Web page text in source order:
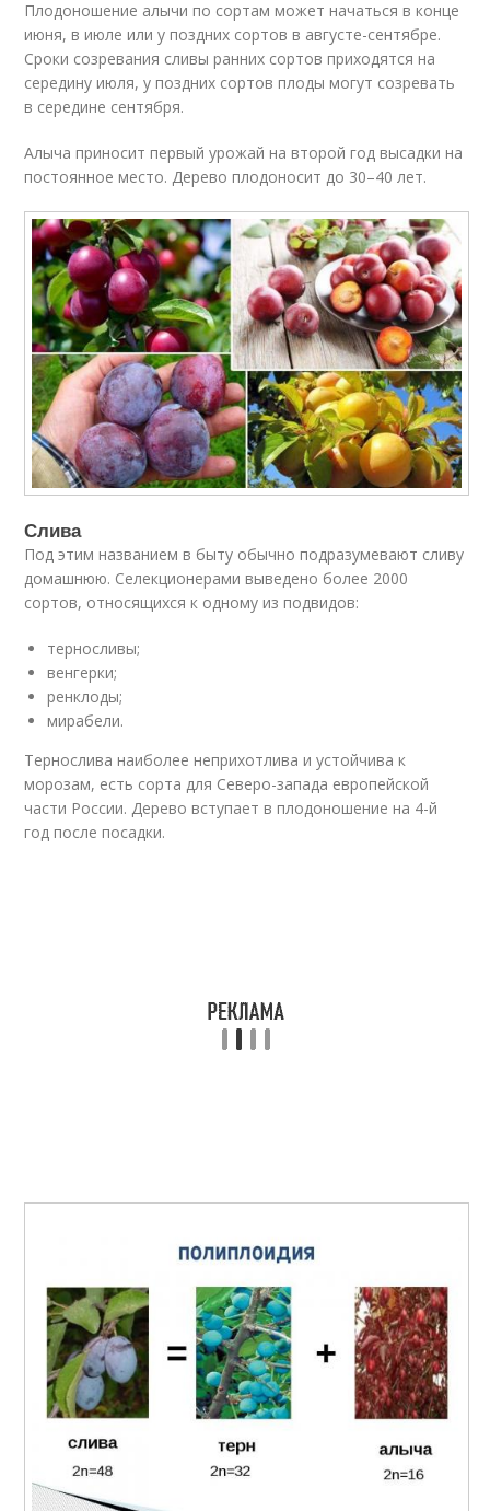
Плодоношение алычи по сортам может начаться в конце
июня, в июле или у поздних сортов в августе-сентябре.
Сроки созревания сливы ранних сортов приходятся на
середину июля, у поздних сортов плоды могут созревать
в середине сентября.
Алыча приносит первый урожай на второй год высадки на
постоянное место. Дерево плодоносит до 30–40 лет.
Слива
Под этим названием в быту обычно подразумевают сливу
домашнюю. Селекционерами выведено более 2000
сортов, относящихся к одному из подвидов:
терносливы;
венгерки;
ренклоды;
мирабели.
Тернослива наиболее неприхотлива и устойчива к
морозам, есть сорта для Северо-запада европейской
части России. Дерево вступает в плодоношение на 4-й
год после посадки.